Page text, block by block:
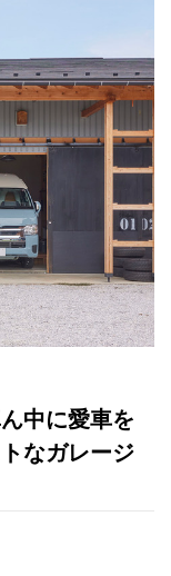
中に愛車を
なガレージ